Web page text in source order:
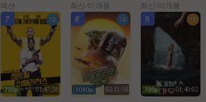
션[ 미카엘 두 차
원의 헌터 ]완벽
자막
액션
퍼.걸)) 1080p 5.1
공식자막
최신/미개봉
ㅎr우스 ] 1080p
5.1 공식자막
최신/미개봉
7
01:47:38
8
02:11:58
9
01:40:02